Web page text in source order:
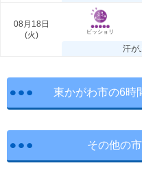
08月18日
(火) ビッショリ
汗が
東かがわ市の6時
その他の